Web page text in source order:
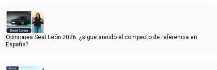
Opiniones Seat León 2026: ¿sigue siendo el compacto de referencia en
España?